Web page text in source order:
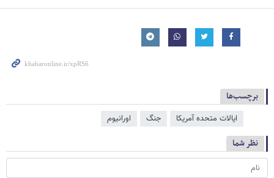
برچسب‌ها
ایالات متحده آمریکا جنگ اورانیوم
نظر شما